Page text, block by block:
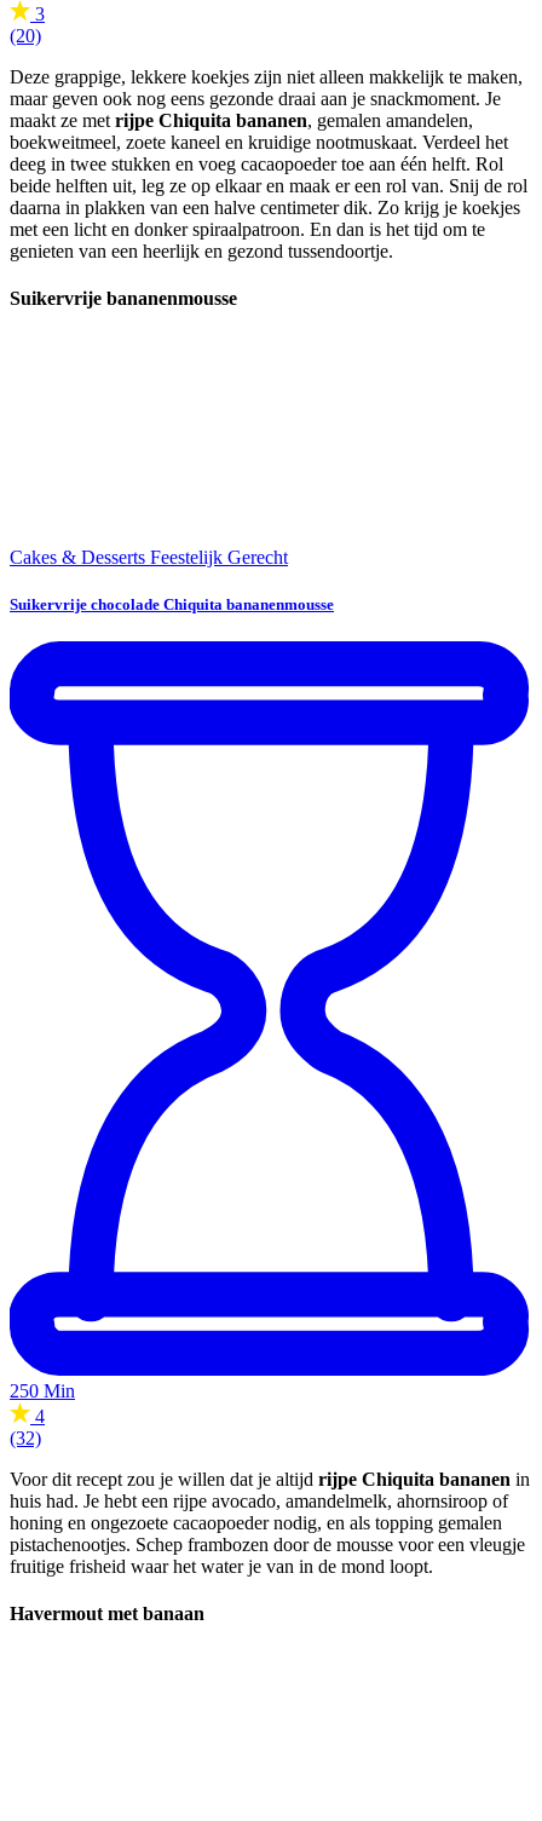
3
(20)
Deze grappige, lekkere koekjes zijn niet alleen makkelijk te maken,
maar geven ook nog eens gezonde draai aan je snackmoment. Je
maakt ze met rijpe Chiquita bananen, gemalen amandelen,
boekweitmeel, zoete kaneel en kruidige nootmuskaat. Verdeel het
deeg in twee stukken en voeg cacaopoeder toe aan één helft. Rol
beide helften uit, leg ze op elkaar en maak er een rol van. Snij de rol
daarna in plakken van een halve centimeter dik. Zo krijg je koekjes
met een licht en donker spiraalpatroon. En dan is het tijd om te
genieten van een heerlijk en gezond tussendoortje.
Suikervrije bananenmousse
Cakes & Desserts Feestelijk Gerecht
Suikervrije chocolade Chiquita bananenmousse
250 Min
4
(32)
Voor dit recept zou je willen dat je altijd rijpe Chiquita bananen in
huis had. Je hebt een rijpe avocado, amandelmelk, ahornsiroop of
honing en ongezoete cacaopoeder nodig, en als topping gemalen
pistachenootjes. Schep frambozen door de mousse voor een vleugje
fruitige frisheid waar het water je van in de mond loopt.
Havermout met banaan